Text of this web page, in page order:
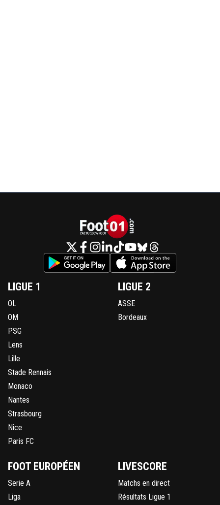
LIGUE 1
OL
OM
PSG
Lens
Lille
Stade Rennais
Monaco
Nantes
Strasbourg
Nice
Paris FC
LIGUE 2
ASSE
Bordeaux
FOOT EUROPÉEN
Serie A
Liga
LIVESCORE
Matchs en direct
Résultats Ligue 1